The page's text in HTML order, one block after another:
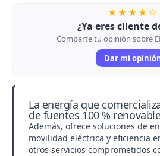
★★★★☆
¿Ya eres cliente
Comparte tu opinión sobre
Dar mi
La energía que
de fuentes 100 %
Además, ofrece soluciones de
movilidad eléctrica y eficiencia
otros servicios comprometidos